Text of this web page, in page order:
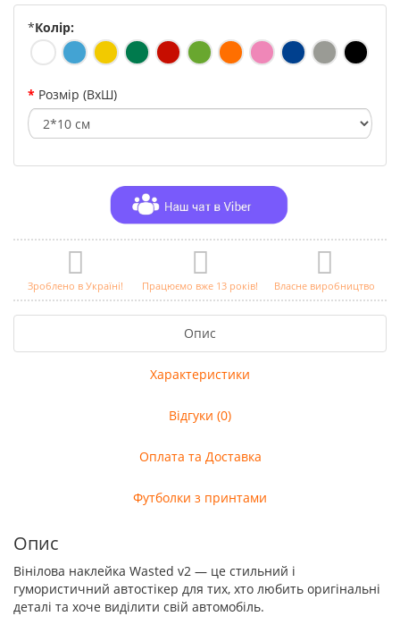
*Колір:
Розмір (ВхШ)
Зроблено в Україні! Працюємо вже 13 років! Власне виробництво
Опис
Характеристики
Відгуки (0)
Оплата та Доставка
Футболки з принтами
Опис
Вінілова наклейка Wasted v2 — це стильний і
гумористичний автостікер для тих, хто любить оригінальні
деталі та хоче виділити свій автомобіль.